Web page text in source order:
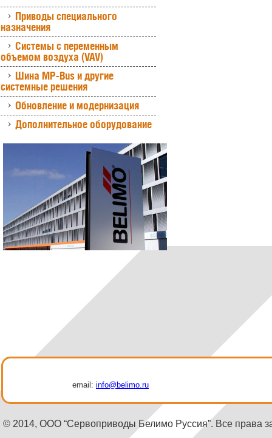
Приводы специального
назначения
Системы с переменным
объемом воздуха (VAV)
Шина MP-Bus и другие
системные решения
Обновление и модернизация
Дополнительное оборудование
email: info@belimo.ru
© 2014, ООО “Сервоприводы Белимо Руссия”. Все права